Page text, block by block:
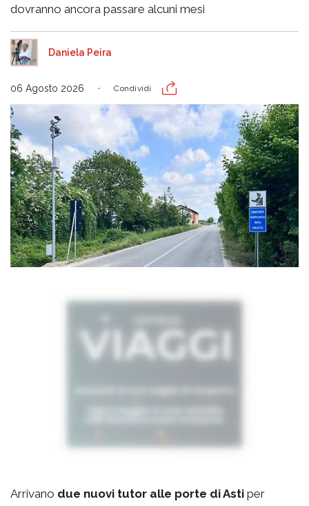
dovranno ancora passare alcuni mesi
Daniela Peira
06 Agosto 2026 Condividi
Arrivano due nuovi tutor alle porte di Asti per